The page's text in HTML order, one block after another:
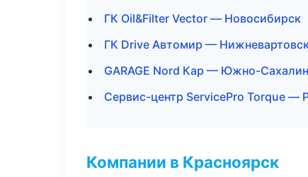
ГК Oil&Filter Vector — Новосибирск
ГК Drive Автомир —
GARAGE Nord Кар — Южно-
Сервис-центр ServicePro Torque —
Компании в Красноярск